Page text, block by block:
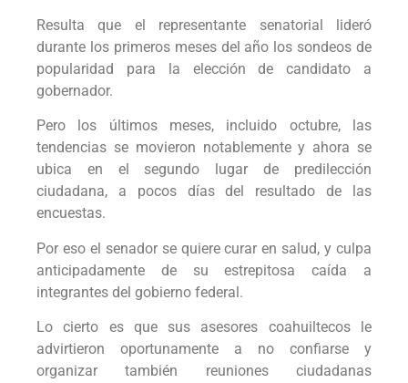
Resulta que el representante senatorial lideró
durante los primeros meses del año los sondeos de
popularidad para la elección de candidato a
gobernador.
Pero los últimos meses, incluido octubre, las
tendencias se movieron notablemente y ahora se
ubica en el segundo lugar de predilección
ciudadana, a pocos días del resultado de las
encuestas.
Por eso el senador se quiere curar en salud, y culpa
anticipadamente de su estrepitosa caída a
integrantes del gobierno federal.
Lo cierto es que sus asesores coahuiltecos le
advirtieron oportunamente a no confiarse y
organizar también reuniones ciudadanas